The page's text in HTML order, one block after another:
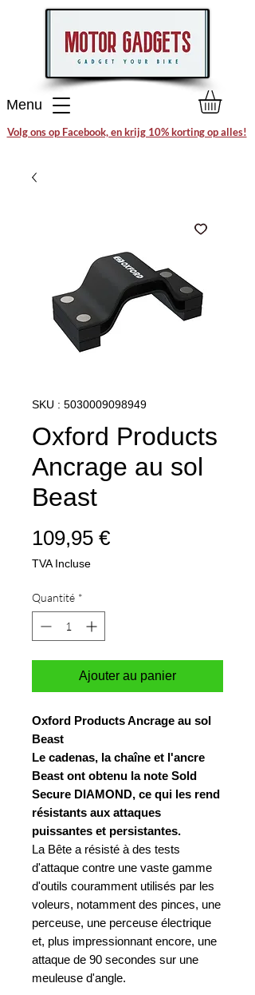
Menu
Volg ons op Facebook, en krijg 10% korting op alles!
SKU : 5030009098949
Oxford Products
Ancrage au sol
Beast
109,95 €Prix
TVA Incluse
Quantité *
Ajouter au panier
Oxford Products Ancrage au sol
Beast
Le cadenas, la chaîne et l'ancre
Beast ont obtenu la note Sold
Secure DIAMOND, ce qui les rend
résistants aux attaques
puissantes et persistantes.
La Bête a résisté à des tests
d'attaque contre une vaste gamme
d'outils couramment utilisés par les
voleurs, notamment des pinces, une
perceuse, une perceuse électrique
et, plus impressionnant encore, une
attaque de 90 secondes sur une
meuleuse d'angle.